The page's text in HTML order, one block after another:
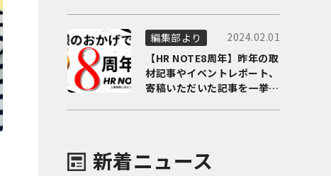
編集部より
2024.02.01
【HR NOTE8周年】昨年の取
材記事やイベントレポート、
寄稿いただいた記事を一挙に
新着ニュース